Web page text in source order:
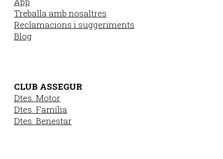
Treballa amb nosaltres
Reclamacions i suggeriments
Blog
CLUB ASSEGUR
Dtes. Motor
Dtes. Família
Dtes. Benestar